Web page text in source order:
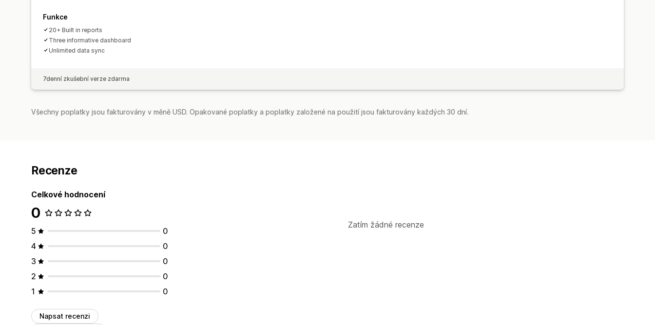
Funkce
20+ Built in reports
Three informative dashboard
Unlimited data sync
7denní zkušební verze zdarma
Všechny poplatky jsou fakturovány v měně USD. Opakované poplatky a poplatky založené na použití jsou fakturovány každých 30 dní.
Recenze
Celkové hodnocení
0
5
0
4
0
3
0
2
0
1
0
Napsat recenzi
Zatím žádné recenze